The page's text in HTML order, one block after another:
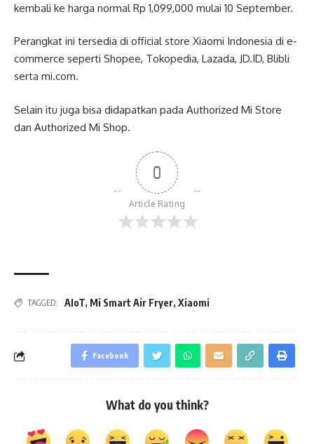
kembali ke harga normal Rp 1,099,000 mulai 10 September.
Perangkat ini tersedia di official store Xiaomi Indonesia di e-
commerce seperti Shopee, Tokopedia, Lazada, JD.ID, Blibli
serta mi.com.
Selain itu juga bisa didapatkan pada Authorized Mi Store
dan Authorized Mi Shop.
0
Article Rating
TAGGED: AIoT, Mi Smart Air Fryer, Xiaomi
Facebook
What do you think?